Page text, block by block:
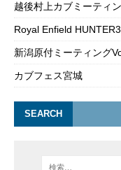
越後村上カブミーティ
Royal Enfield
新潟原付ミーティング
カブフェス宮城
SEARCH